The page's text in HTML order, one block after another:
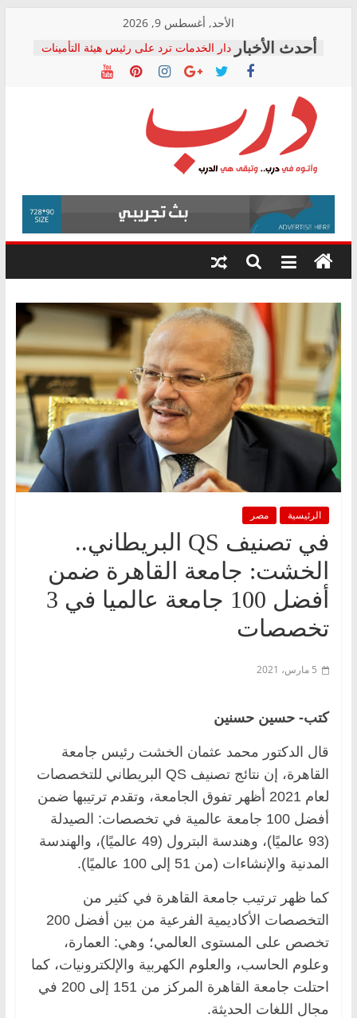
content
الأحد, أغسطس 9, 2026
دار الخدمات ترد على رئيس هيئة التأمينات
بعد مؤتمره الصحفي: إنكار الأزمة لا ينهي
معاناة أصحاب المعاشات.. ونطالب بكشف
فرحات سليمان يكتب: القطاع الصحي إلى
أين؟
حزب التحالف الشعبي يطلق لجنة “الحق
في الصحة” بالإسكندرية لرصد الانتهاكات
ودعم المرضى
الوزاري لمدينة الصحفيين.. وانتهاء أعمال
إنشاء المبنى الإداري
المجلس القومي لحقوق الإنسان يعلن
متابعة قضية الدكتور محمد زهران.. ويؤكد:
قرينة البراءة وضمانات المحاكمة العادلة
درب
وأتوه
درب..
وتبقى
هي
الرئيسية مصر
في تصنيف QS البريطاني..
الخشت: جامعة القاهرة ضمن
أفضل 100 جامعة عالميا في 3
تخصصات
5 مارس، 2021
كتب- حسين حسنين
قال الدكتور محمد عثمان الخشت رئيس جامعة
القاهرة، إن نتائج تصنيف QS البريطاني للتخصصات
لعام 2021 أظهر تفوق الجامعة، وتقدم ترتيبها ضمن
أفضل 100 جامعة عالمية في تخصصات: الصيدلة
(93 عالميًا)، وهندسة البترول (49 عالميًا)، والهندسة
المدنية والإنشاءات (من 51 إلى 100 عالميًا).
كما ظهر ترتيب جامعة القاهرة في كثير من
التخصصات الأكاديمية الفرعية من بين أفضل 200
تخصص على المستوى العالمي؛ وهي: العمارة،
وعلوم الحاسب، والعلوم الكهربية والإلكترونيات، كما
احتلت جامعة القاهرة المركز من 151 إلى 200 في
مجال اللغات الحديثة.